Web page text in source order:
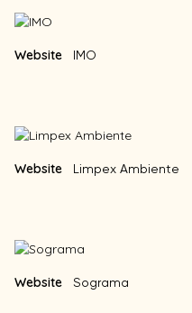
Website IMO
Website Limpex Ambiente
Website Sograma